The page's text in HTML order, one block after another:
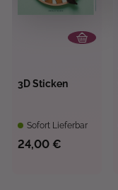
3D Sticken
Sofort Lieferbar
24,00 €